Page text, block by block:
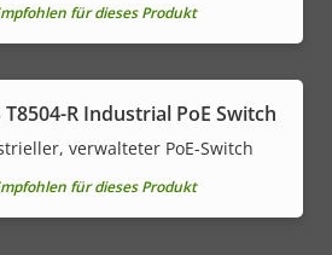
für dieses Produkt
T8504-R Industrial PoE Switch
verwalteter PoE-Switch
für dieses Produkt